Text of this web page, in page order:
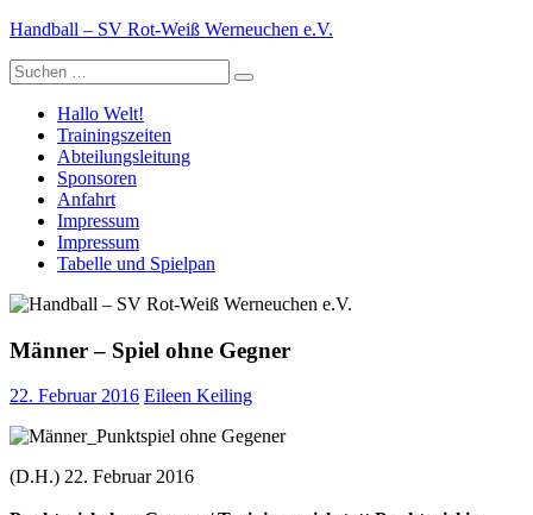
Zum
springen
Handball – SV Rot-Weiß Werneuchen e.V.
Suche
nach:
Hallo Welt!
Trainingszeiten
Abteilungsleitung
Sponsoren
Anfahrt
Impressum
Impressum
Tabelle und Spielpan
Männer – Spiel ohne Gegner
22. Februar 2016 Eileen Keiling
(D.H.) 22. Februar 2016